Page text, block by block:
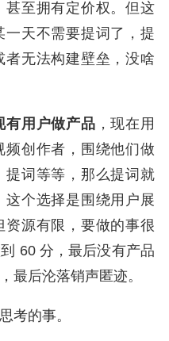
甚至拥有定价权。但这
天不需要提词了，提
无法构建壁垒，没啥
有用户做产品 ，现在用
频创作者，围绕他们做
提词等等，那么提词就
这个选择是围绕用户展
源有限，要做的事很
60 分，最后没有产品
最后沦落销声匿迹。
考的事。